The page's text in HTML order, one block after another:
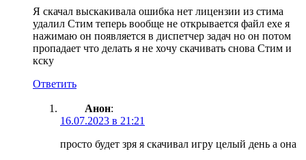
Я скачал выскакивала ошибка нет лицензии из стима
удалил Стим теперь вообще не открывается файл ехе я
нажимаю он появляется в диспетчер задач но он потом
пропадает что делать я не хочу скачивать снова Стим и
кску
Ответить
Анон:
16.07.2023 в 21:21
просто будет зря я скачивал игру целый день а она